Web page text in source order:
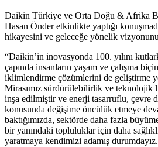
Daikin Türkiye ve Orta Doğu & Afrika
Hasan Önder etkinlikte yaptığı
hikayesini ve geleceğe yönelik
“Daikin’in inovasyonda 100. yılını
çapında insanların yaşam ve çalışma
iklimlendirme çözümlerini de geliştirme
Mirasımız sürdürülebilirlik ve teknolojik
inşa edilmiştir ve enerji tasarruflu, çevre
konusunda değişime öncülük etmeye
baktığımızda, sektörde daha fazla
bir yanındaki topluluklar için daha
yaratmaya kendimizi adamış